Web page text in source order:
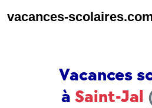
vacances-
Vacances
à Saint-Jal